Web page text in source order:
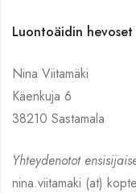
Luontoäidin hevoset
Nina Viitamäki
Käenkuja 6
38210 Sastamala
Yhteydenotot
nina.viitamaki (at)